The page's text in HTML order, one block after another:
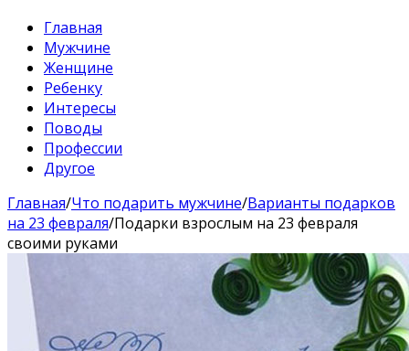
Главная
Мужчине
Женщине
Ребенку
Интересы
Поводы
Профессии
Другое
Главная/Что подарить мужчине/Варианты подарков
на 23 февраля/Подарки взрослым на 23 февраля
своими руками